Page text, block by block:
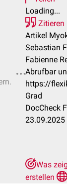
Loading...
Zitieren
Artikel
Sebastian
Fabienne
Abrufbar
https://
Grad
DocCheck
23.09.2025
Was
erstellen